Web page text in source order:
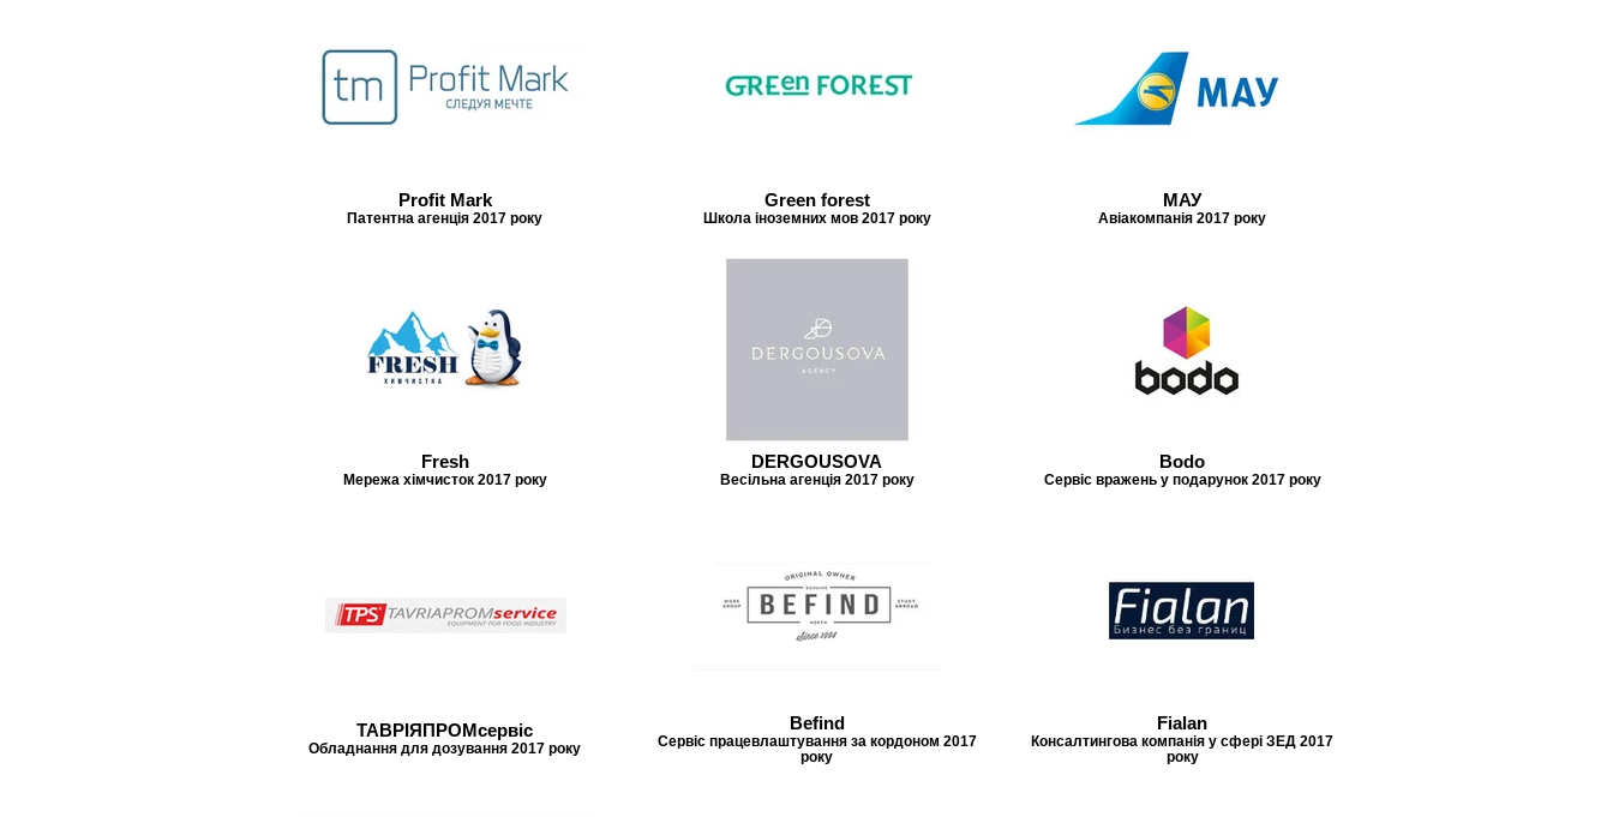
Profit Mark
Патентна агенція 2017 року
Green forest
Школа іноземних мов 2017 року
МАУ
Авіакомпанія 2017 року
Fresh
Мережа хімчисток 2017 року
DERGOUSOVA
Весільна агенція 2017 року
Bodo
Сервіс вражень у подарунок 2017 року
ТАВРІЯПРОМсервіс
Обладнання для дозування 2017 року
Befind
Сервіс працевлаштування за кордоном 2017
року
Fialan
Консалтингова компанія у сфері ЗЕД 2017
року